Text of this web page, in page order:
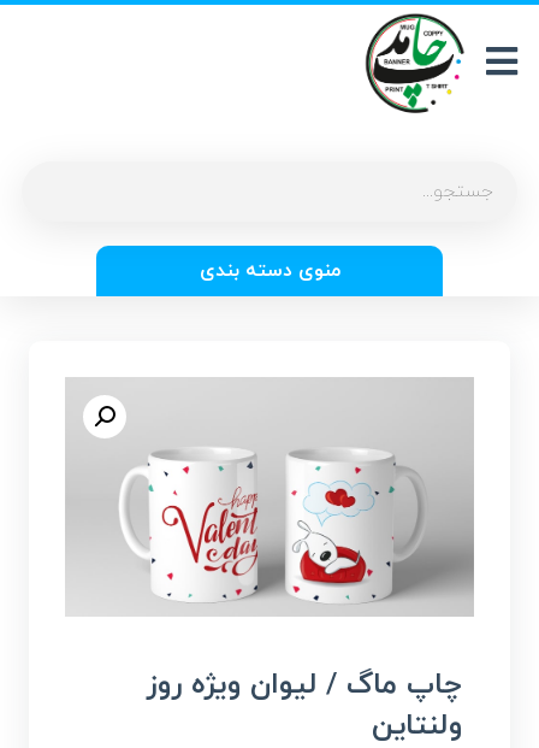
منوی دسته بندی
چاپ ماگ / لیوان ویژه روز
ولنتاین